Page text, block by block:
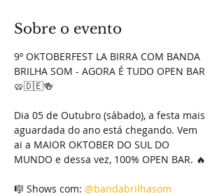
Sobre o evento
9º OKTOBERFEST LA BIRRA COM BANDA
BRILHA SOM - AGORA É TUDO OPEN BAR
🥨🇩🇪🍻
Dia 05 de Outubro (sábado), a festa mais
aguardada do ano está chegando. Vem
ai a MAIOR OKTOBER DO SUL DO
MUNDO e dessa vez, 100% OPEN BAR. 🔥
🎼 Shows com: @bandabrilhasom